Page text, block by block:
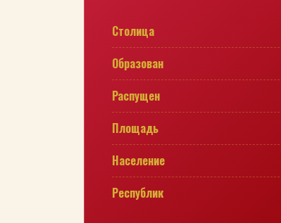
Столица
Образован
Распущен
Площадь
Население
Республик